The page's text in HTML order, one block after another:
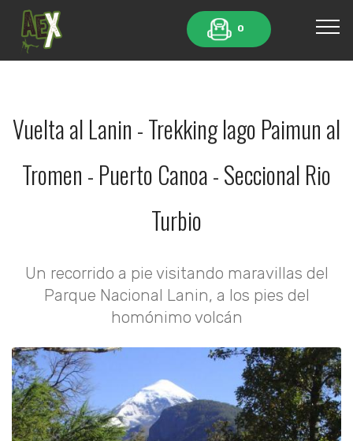
0
Vuelta al Lanin - Trekking lago Paimun al
Tromen - Puerto Canoa - Seccional Rio
Turbio
Un recorrido a pie visitando maravillas del
Parque Nacional Lanin, a los pies del
homónimo volcán